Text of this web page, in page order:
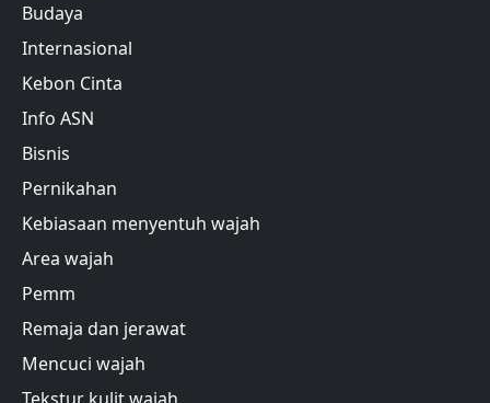
Budaya
Internasional
Kebon Cinta
Info ASN
Bisnis
Pernikahan
Kebiasaan menyentuh wajah
Area wajah
Pemm
Remaja dan jerawat
Mencuci wajah